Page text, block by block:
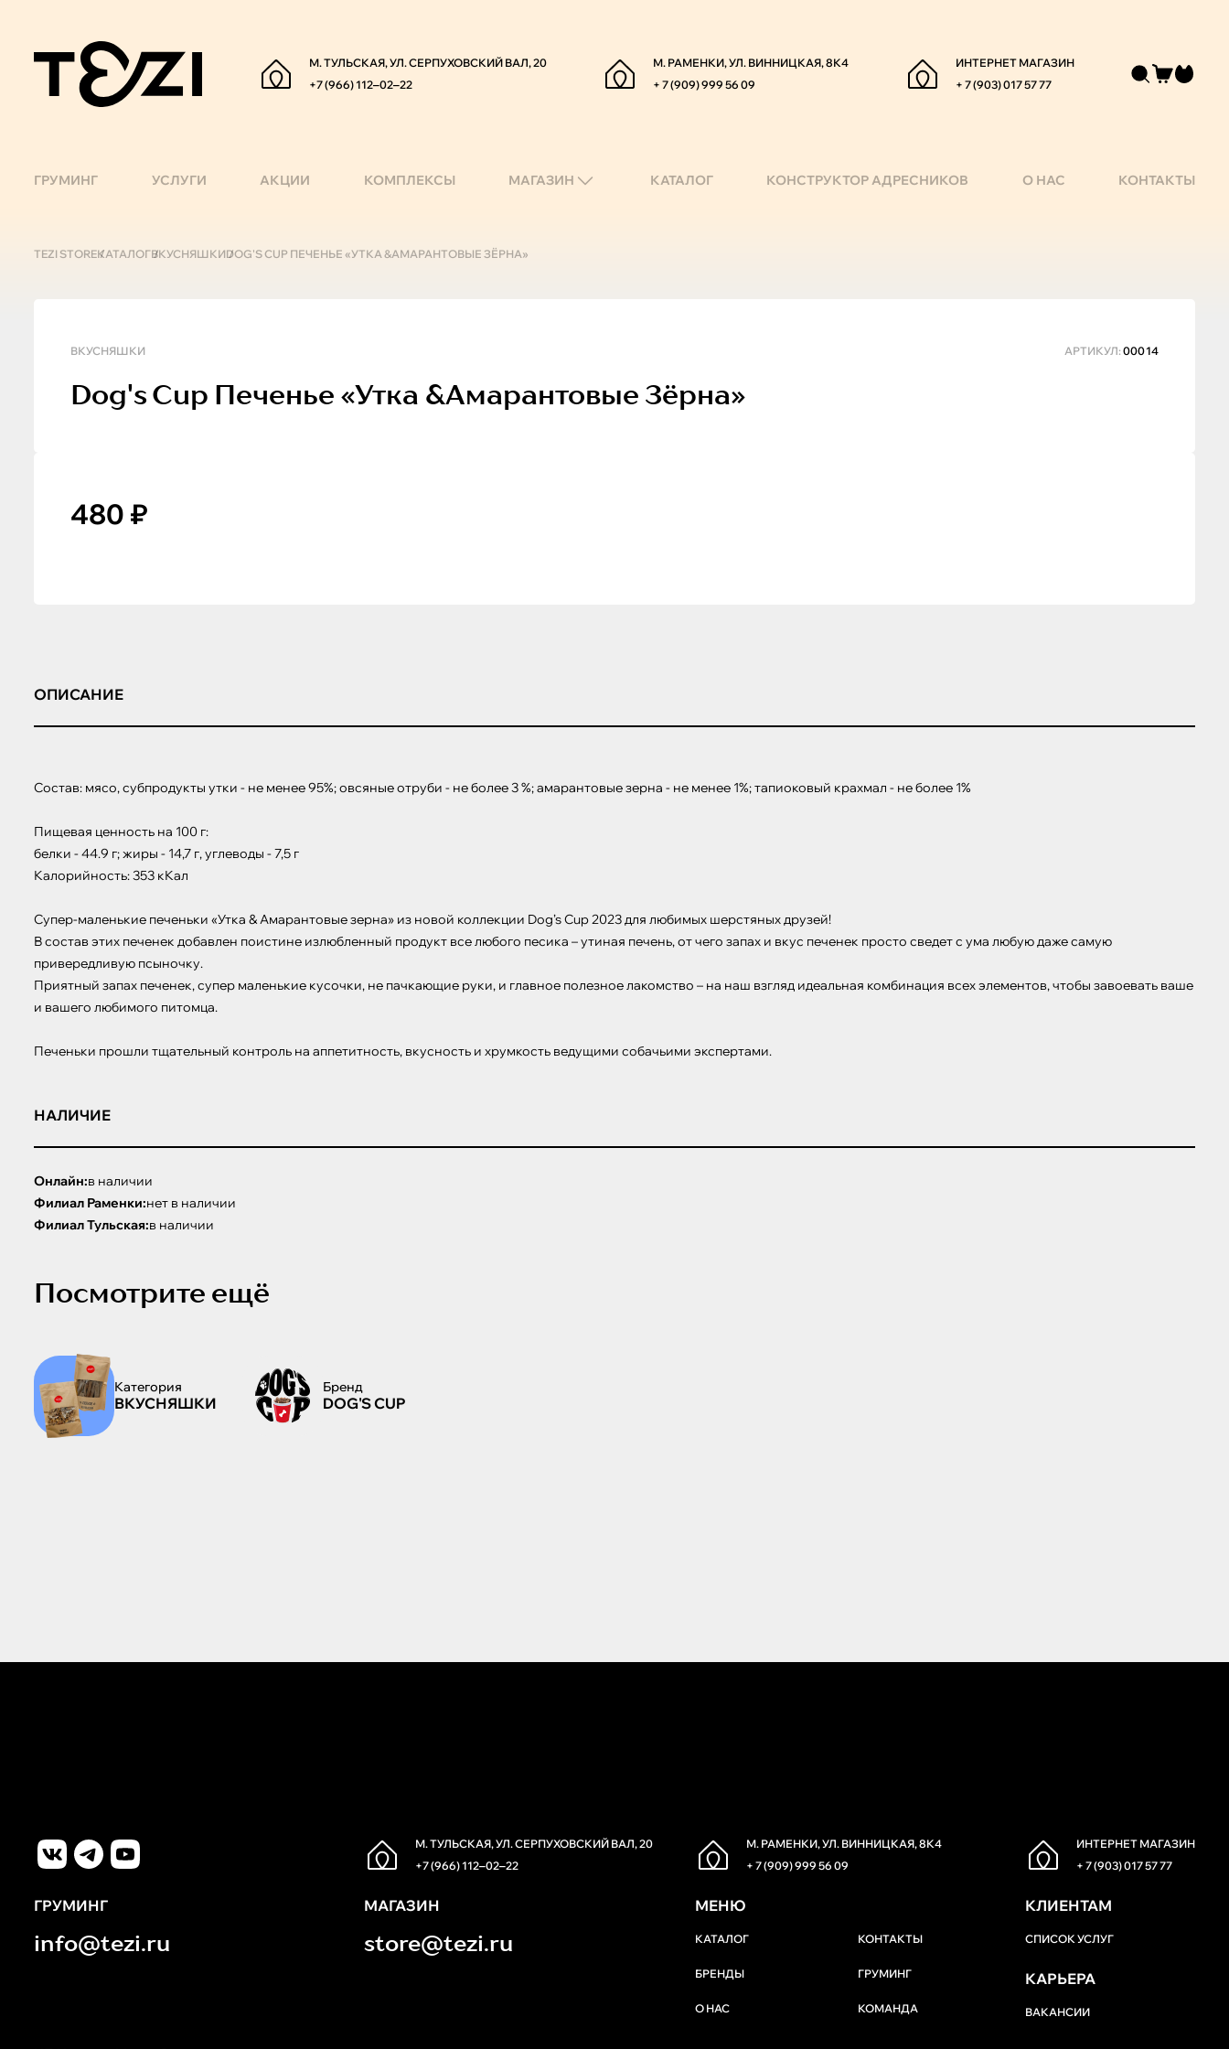
М. ТУЛЬСКАЯ, УЛ. СЕРПУХОВСКИЙ ВАЛ, 20
+7 (966) 112‒02‒22
М. РАМЕНКИ, УЛ. ВИННИЦКАЯ, 8К4
+ 7 (909) 999 56 09
ИНТЕРНЕТ МАГАЗИН
+ 7 (903) 017 57 77
ГРУМИНГ УСЛУГИ АКЦИИ КОМПЛЕКСЫ МАГАЗИН КАТАЛОГ КОНСТРУКТОР АДРЕСНИКОВ О НАС КОНТАКТЫ
TEZI STOREКАТАЛОГВКУСНЯШКИDOG'S CUP ПЕЧЕНЬЕ «УТКА &АМАРАНТОВЫЕ ЗЁРНА»
ВКУСНЯШКИ АРТИКУЛ: 00014
Dog's Cup Печенье «утка &амарантовые Зёрна»
480 ₽
ОПИСАНИЕ
Состав: мясо, субпродукты утки - не менее 95%; овсяные отруби - не более 3 %; амарантовые зерна - не менее 1%; тапиоковый крахмал - не более 1%
Пищевая ценность на 100 г:
белки - 44.9 г; жиры - 14,7 г, углеводы - 7,5 г
Калорийность: 353 кКал
Супер-маленькие печеньки «Утка & Амарантовые зерна» из новой коллекции Dog’s Cup 2023 для любимых шерстяных друзей!
В состав этих печенек добавлен поистине излюбленный продукт все любого песика – утиная печень, от чего запах и вкус печенек просто сведет с ума любую даже самую
привередливую псыночку.
Приятный запах печенек, супер маленькие кусочки, не пачкающие руки, и главное полезное лакомство – на наш взгляд идеальная комбинация всех элементов, чтобы завоевать ваше
и вашего любимого питомца.
Печеньки прошли тщательный контроль на аппетитность, вкусность и хрумкость ведущими собачьими экспертами.
НАЛИЧИЕ
Онлайн:в наличии
Филиал Раменки:нет в наличии
Филиал Тульская:в наличии
Посмотрите ещё
Категория
ВКУСНЯШКИ
Бренд
DOG'S CUP
М. ТУЛЬСКАЯ, УЛ. СЕРПУХОВСКИЙ ВАЛ, 20
+7 (966) 112‒02‒22
М. РАМЕНКИ, УЛ. ВИННИЦКАЯ, 8К4
+ 7 (909) 999 56 09
ИНТЕРНЕТ МАГАЗИН
+ 7 (903) 017 57 77
ГРУМИНГ
info@tezi.ru
МАГАЗИН
store@tezi.ru
МЕНЮ
КАТАЛОГ КОНТАКТЫ
БРЕНДЫ ГРУМИНГ
О НАС КОМАНДА
КЛИЕНТАМ
СПИСОК УСЛУГ
КАРЬЕРА
ВАКАНСИИ